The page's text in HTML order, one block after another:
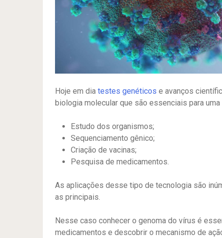
Hoje em dia testes genéticos e avanços
biologia molecular que são essenciais para
Estudo dos organismos;
Sequenciamento gênico;
Criação de vacinas;
Pesquisa de medicamentos.
As aplicações desse tipo de tecnologia são
as principais.
Nesse caso conhecer o genoma do vírus é
medicamentos e descobrir o mecanismo de